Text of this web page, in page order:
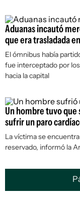
Aduanas incautó
que era trasladada
El ómnibus había
fue interceptado por
hacia la capital
Un hombre tuvo que
sufrir un paro
La víctima se
reservado, informó la